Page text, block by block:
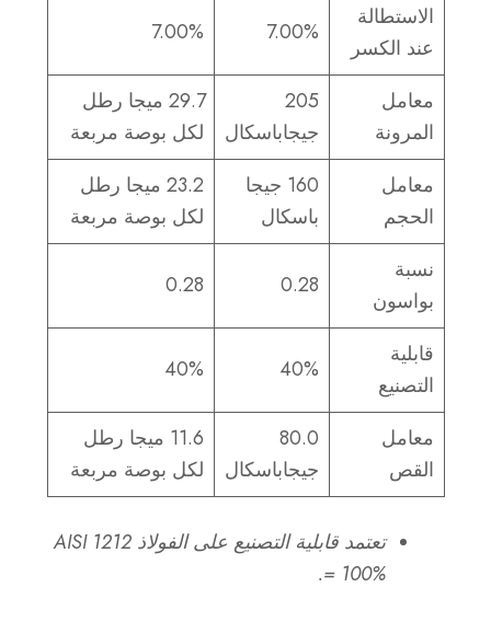
الاستطالة
عند الكسر
7.00%
7.00%
معامل
المرونة
205
جيجاباسكال
29.7 ميجا رطل
لكل بوصة مربعة
معامل
الحجم
160 جيجا
باسكال
23.2 ميجا رطل
لكل بوصة مربعة
نسبة
بواسون
0.28
0.28
قابلية
التصنيع
40%
40%
معامل
القص
80.0
جيجاباسكال
11.6 ميجا رطل
لكل بوصة مربعة
تعتمد قابلية التصنيع على الفولاذ AISI 1212
= 100%.